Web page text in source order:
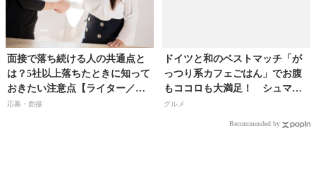
面接で落ち続ける人の共通点と
は？5社以上落ちたときに知って
おきたい注意点【ライター／粕
谷麻衣】
応募・面接
ドイツと和のベストマッチ「が
っつり系カフェごはん」でお腹
もココロも大満足！ シュマッ
ツ吉祥寺に新ランチメニューが
グルメ
Recommended by